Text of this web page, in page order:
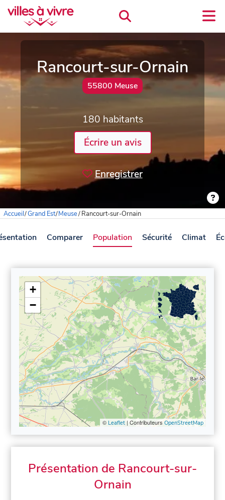
Rancourt-sur-Ornain
55800 Meuse
180 habitants
Écrire un avis
Enregistrer
Accueil/Grand Est/Meuse/Rancourt-sur-Ornain
Comparer Population Sécurité Climat
+
−
© Leaflet| Contributeurs OpenStreetMap
Présentation de Rancourt-sur-
Ornain